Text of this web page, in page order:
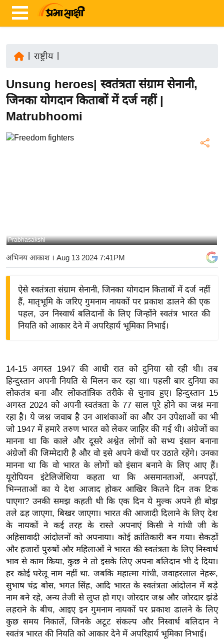
ज़ा
ख
ब
र
रा
य
बि
ज़
द्यो
त
वि
शे
ष
ज्ञ
रा
य
ब
ज
ट
खे
ल
क्रि
के
ट
I
P
L
2
0
राष्ट्रीय|
Unsung heroes| स्वतंत्रता संग्राम सेनानी,
जिनका योगदान किताबों में दर्ज नहीं |
Matrubhoomi
Prabhasakshi
अभिनय आकाश। Aug 13 2024 7:41PM
ऐसे स्वतंत्रता संग्राम सेनानी, जिनका योगदान किताबों में दर्ज नहीं
हैं, मातृभूमि के जरिए गुमनाम नायकों पर प्रकाश डालने की एक
पहल, उन निस्वार्थ बलिदानों के लिए जिन्होंने स्वतंत्र भारत की
नियति को आकार देने में अपरिहार्य भूमिका निभाई।
14-15 अगस्त 1947 की आधी रात को दुनिया सो रही थी। तब
हिन्दुस्तान अपनी नियति से मिलन कर रहा था। पहली बार दुनिया का
लोकतंत्र बना और लोकतांत्रिक तरीके से चुनाव हुए। हिन्दुस्तान 15
अगस्त 2024 को अपनी स्वतंत्रता के 77 साल पूरे होने का जश्न मना
रहा है। ये जश्न जवाब है उन आशंकाओं का और उन उपेक्षाओं का भी
जो 1947 में हमारे तरुण भारत को लेकर जाहिर की गई थी। अंग्रेजों का
मानना था कि काले और दूसरे अश्वेत लोगों को सभ्य इंसान बनाना
अंग्रेजों की जिम्मेदारी है और वो इसे अपने कंधों पर उठाते रहेंगे। उनका
मानना था कि वो भारत के लोगों को इंसान बनाने के लिए आए हैं।
यूरोपियन इंटेलिजेंशिया कहता था कि असमानताओं, अनपढ़ों,
भिन्नताओं का ये देश आजाद होकर आखिर कितने दिन तक टिक
पाएगा? उनकी समझ कहती थी कि एक दिन ये मुल्क अपने ही बोझ
तले ढह जाएगा, बिखर जाएगा। भारत की आजादी दिलाने के लिए देश
के नायकों ने कई तरह के रास्ते अपनाएं किसी ने गांधी जी के
अहिसावादी आंदोलनों को अपनाया। कोई क्रांतिकारी बन गया। सैकड़ों
और हजारों पुरुषों और महिलाओं ने भारत की स्वतंत्रता के लिए निस्वार्थ
भाव से काम किया, कुछ ने तो इसके लिए अपना बलिदान भी दे दिया।
हर कोई घरेलू नाम नहीं था. जबकि महात्मा गांधी, जवाहरलाल नेहरू,
सुभाष चंद्र बोस, भगत सिंह, आदि भारत के स्वतंत्रता आंदोलन में बड़े
नाम बने रहे, अन्य तेजी से लुप्त हो गए। जोरदार जश्न और जोरदार झंडे
लहराने के बीच, आइए इन गुमनाम नायकों पर प्रकाश डालने के लिए
कुछ समय निकालें, जिनके अटूट संकल्प और निस्वार्थ बलिदान ने
स्वतंत्र भारत की नियति को आकार देने में अपरिहार्य भूमिका निभाई।